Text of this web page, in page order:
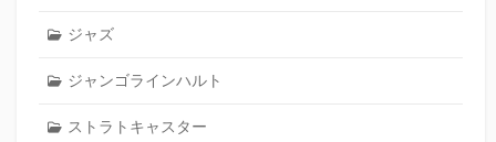
ジャズ
ジャンゴラインハルト
ストラトキャスター